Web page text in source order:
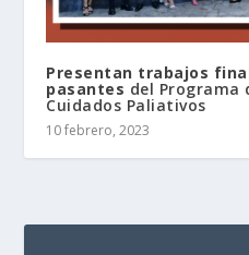
Presentan trabajos
pasantes del Programa
Cuidados Paliativos
10 febrero, 2023